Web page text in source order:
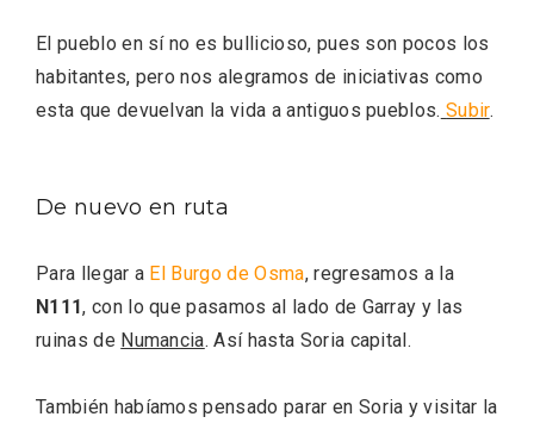
El pueblo en sí no es bullicioso, pues son pocos los
habitantes, pero nos alegramos de iniciativas como
esta que devuelvan la vida a antiguos pueblos. Subir.
De nuevo en ruta
Para llegar a El Burgo de Osma, regresamos a la
N111, con lo que pasamos al lado de Garray y las
ruinas de Numancia. Así hasta Soria capital.
También habíamos pensado parar en Soria y visitar la
Conciertos gratuitos del coro Wetherby